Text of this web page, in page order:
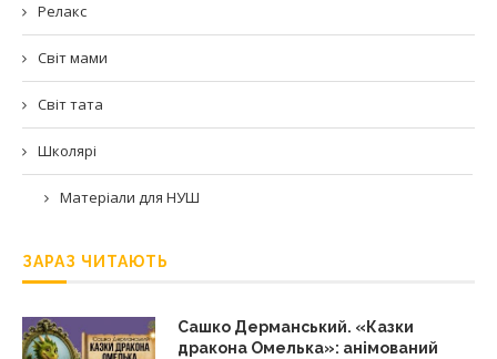
Релакс
Світ мами
Світ тата
Школярі
Матеріали для НУШ
ЗАРАЗ ЧИТАЮТЬ
Сашко Дерманський. «Казки
дракона Омелька»: анімований